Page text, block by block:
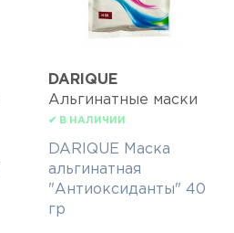
DARIQUE
Альгинатные маски
✔ В НАЛИЧИИ
DARIQUE Маска
альгинатная
"Антиоксиданты" 40
гр